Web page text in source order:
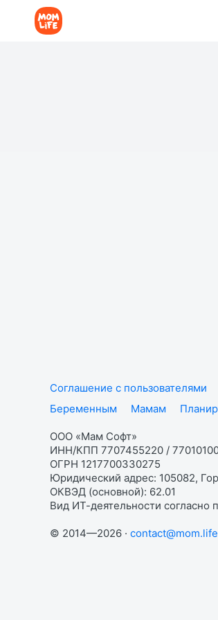
Соглашение с пользователями
Беременным
Мамам
ООО «Мам Софт»
ИНН/КПП 7707455220 /
ОГРН 1217700330275
Юридический адрес: 105082,
ОКВЭД (основной): 62.01
Вид ИТ-деятельности согласно
© 2014—2026 · contact@mom.life